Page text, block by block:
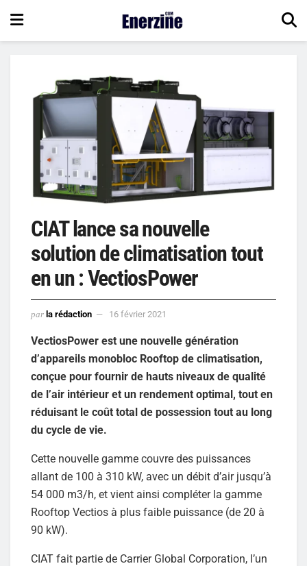
CIAT lance sa nouvelle
solution de climatisation tout
en un : VectiosPower
par la rédaction 16 février 2021
VectiosPower est une nouvelle génération
d’appareils monobloc Rooftop de climatisation,
conçue pour fournir de hauts niveaux de qualité
de l’air intérieur et un rendement optimal, tout en
réduisant le coût total de possession tout au long
du cycle de vie.
Cette nouvelle gamme couvre des puissances
allant de 100 à 310 kW, avec un débit d’air jusqu’à
54 000 m3/h, et vient ainsi compléter la gamme
Rooftop Vectios à plus faible puissance (de 20 à
90 kW).
CIAT fait partie de Carrier Global Corporation, l’un